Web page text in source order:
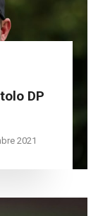
DP
2021